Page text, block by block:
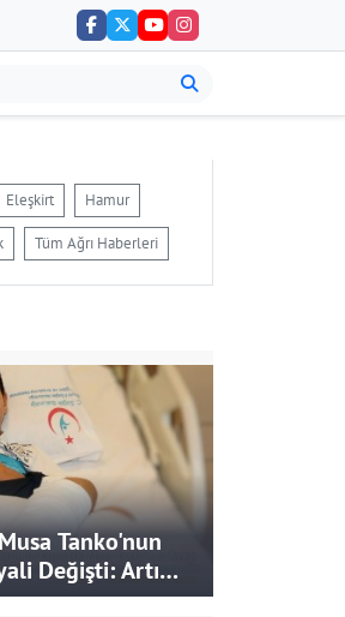
Eleşkirt Hamur
Tüm Ağrı Haberleri
Tanko'nun
Değişti: Artık